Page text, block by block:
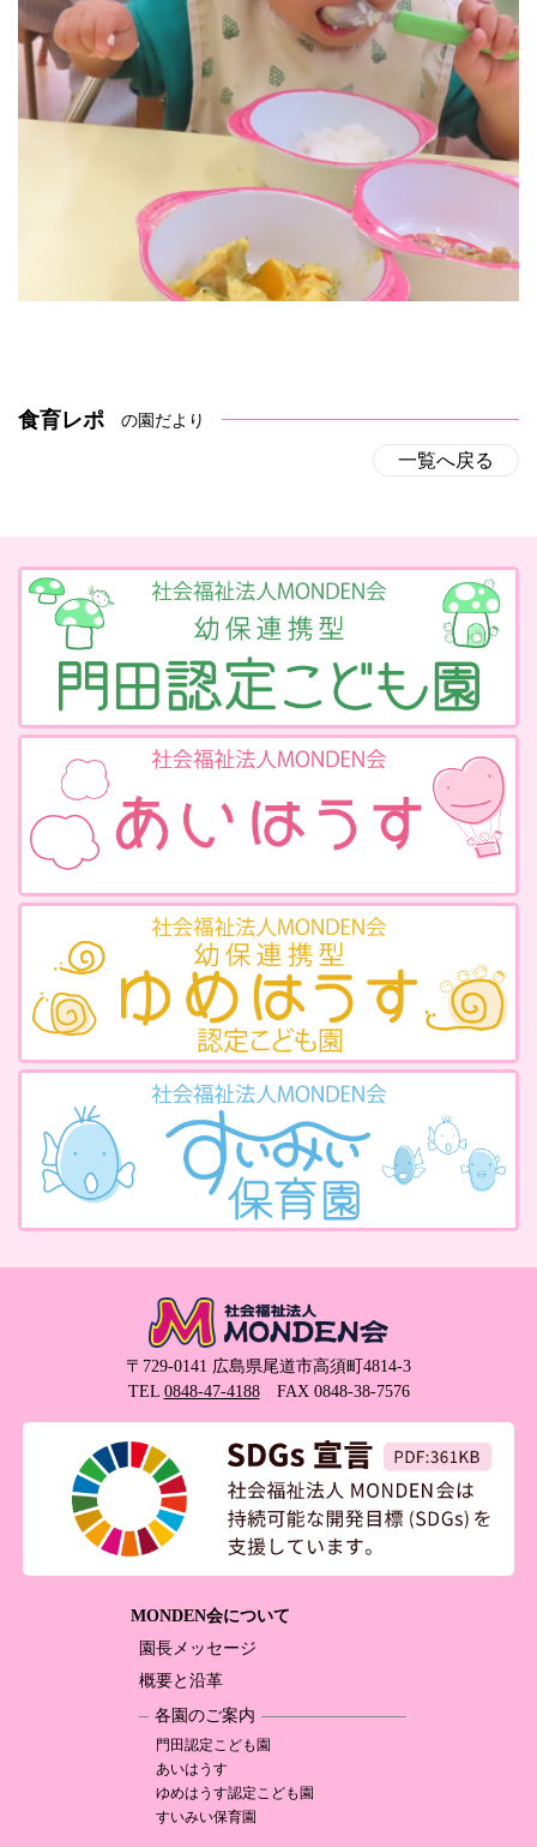
食育レポ の園だより
一覧へ戻る
〒729-0141 広島県尾道市高須町4814-3
TEL 0848-47-4188FAX 0848-38-7576
MONDEN会について
園長メッセージ
概要と沿革
各園のご案内
門田認定こども園
あいはうす
ゆめはうす認定こども園
すいみい保育園